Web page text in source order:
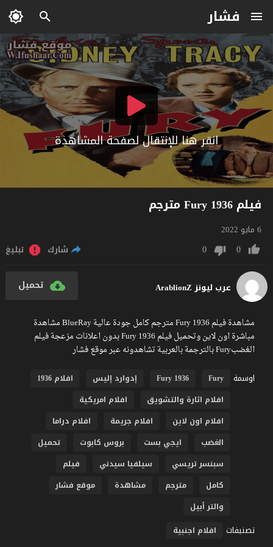
فشار
انقر هنا للإنتقال لصفحة المشاهدة
فيلم Fury 1936 مترجم
6 مايو 2022
0
0 شارك تبليغ
عرب ليونز ArablionZ تحميل
مشاهدة فيلم Fury 1936 مترجم كامل جودة عالية BlueRay مشاهدة
مباشرة اون لاين وتحميل فيلم Fury 1936 بدون اعلانات مزعجة فيلم
الغضبFury بالترجمة بالعربية تشاهدونه عبر موقع فشار
اوسمة
Fury
Fury 1936 إدوارد إليس
افلام 1936
افلام اثارة والتشويق
افلام امريكية
افلام اون لاين
افلام جريمة
افلام دراما
الغضب
ايجي بست بروس كابوت
تحميل
سبنسر تريسي
سيلفيا سيدني
فيلم
كامل
مترجم مشاهدة
موقع فشار
والتر أبيل
تصنيفات افلام اجنبية